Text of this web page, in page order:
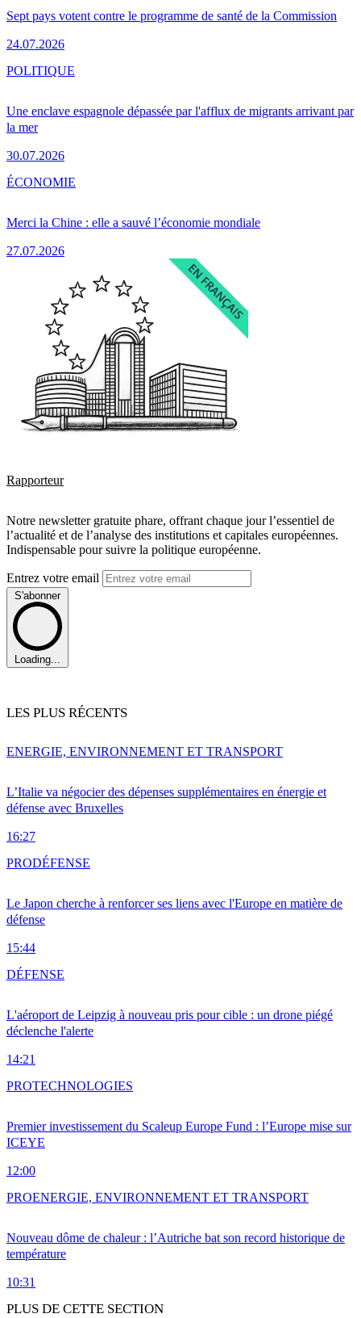
Sept pays votent contre le programme de santé de la Commission
24.07.2026
Une enclave espagnole dépassée par l'afflux de migrants arrivant par
la mer
30.07.2026
POLITIQUE
Merci la Chine : elle a sauvé l’économie mondiale
27.07.2026
ÉCONOMIE
Rapporteur
Notre newsletter gratuite phare, offrant chaque jour l’essentiel de
l’actualité et de l’analyse des institutions et capitales européennes.
Indispensable pour suivre la politique européenne.
Entrez votre email
S'abonner
Loading...
LES PLUS RÉCENTS
L’Italie va négocier des dépenses supplémentaires en énergie et
défense avec Bruxelles
16:27
ENERGIE, ENVIRONNEMENT ET TRANSPORT
Le Japon cherche à renforcer ses liens avec l'Europe en matière de
défense
15:44
PRODÉFENSE
L'aéroport de Leipzig à nouveau pris pour cible : un drone piégé
déclenche l'alerte
14:21
DÉFENSE
Premier investissement du Scaleup Europe Fund : l’Europe mise sur
ICEYE
12:00
PROTECHNOLOGIES
Nouveau dôme de chaleur : l’Autriche bat son record historique de
température
10:31
PROENERGIE, ENVIRONNEMENT ET TRANSPORT
PLUS DE CETTE SECTION